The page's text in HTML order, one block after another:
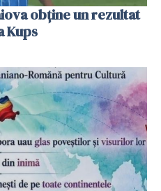
obține un rezultat
Kups